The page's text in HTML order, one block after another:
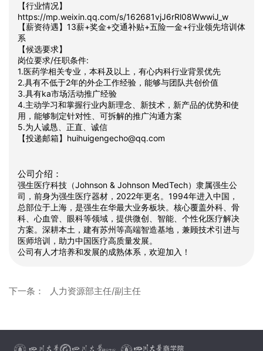
【行业情况】
https://mp.weixin.qq.com/s/162681vjJ6rRl08WwwiJ_w
【薪资待遇】13薪+奖金+交通补贴+五险一金+行业领先培训体
系
【候选要求】
岗位要求/任职条件:
1.医药学相关专业，本科及以上，有心内科行业背景优先
2.具有不低于2年的外企工作经验，能够与团队共创价值
3.具有ka市场活动推广经验
4.主动学习和掌握行业内新理念、新技术，新产品的优势和使
用，能够制定针对性、可拆解的推广沟通方案
5.为人诚恳、正直、诚信
【投递邮箱】huihuigengecho@qq.com
公司介绍：
强生医疗科技（Johnson & Johnson MedTech）隶属强生公
司，前身为强生医疗器材，2022年更名。1994年进入中国，
总部位于上海，是强生在华最大业务板块。核心覆盖外科、骨
科、心血管、眼科等领域，提供微创、智能、个性化医疗解决
方案。深耕本土，建有苏州等高端智造基地，兼顾技术引进与
医师培训，助力中国医疗高质量发展。
公司有人才培养和发展的成熟体系，欢迎加入！
下一条： 人力资源部主任/副主任